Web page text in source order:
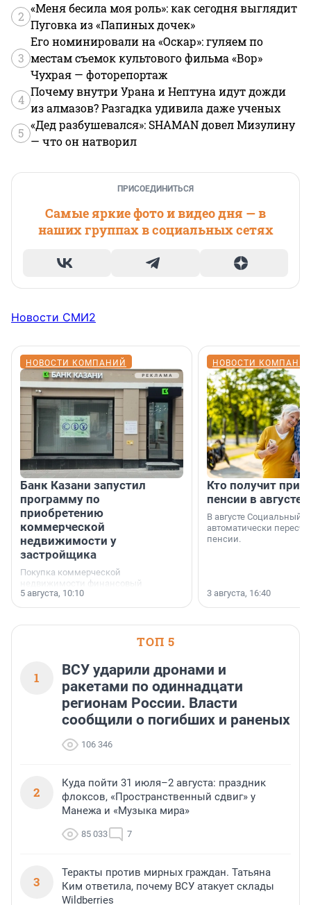
2
«Меня бесила моя роль»: как сегодня выглядит
Пуговка из «Папиных дочек»
3
Его номинировали на «Оскар»: гуляем по
местам съемок культового фильма «Вор»
Чухрая — фоторепортаж
4
Почему внутри Урана и Нептуна идут дожди
из алмазов? Разгадка удивила даже ученых
5
«Дед разбушевался»: SHAMAN довел Мизулину
— что он натворил
ПРИСОЕДИНИТЬСЯ
Самые яркие фото и видео дня — в
наших группах в социальных сетях
Новости СМИ2
НОВОСТИ КОМПАНИЙ
Банк Казани запустил
программу по
приобретению
коммерческой
недвижимости у
застройщика
Покупка коммерческой
недвижимости финансовый
инструмент, доступный для многих
предпринимателей. Будь то новый
или готовый арендный бизнес —
успех сделки зависит от правильного
5 августа, 10:10
НОВОСТИ
Кто получит
пенсии в августе
В августе Социальный
автоматически
пенсии.
3 августа, 16:40
ТОП 5
1
ВСУ ударили дронами и
ракетами по одиннадцати
регионам России. Власти
сообщили о погибших и раненых
106 346
2
Куда пойти 31 июля–2 августа: праздник
флоксов, «Пространственный сдвиг» у
Манежа и «Музыка мира»
85 033 7
3
Теракты против мирных граждан. Татьяна
Ким ответила, почему ВСУ атакует склады
Wildberries